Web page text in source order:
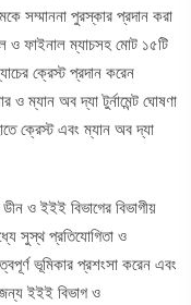
সম্মাননা পুরস্কার প্রদান করা
ও ফাইনাল ম্যাচসহ মোট ১৫টি
ক্রেস্ট প্রদান করেন
ও ম্যান অব দ্যা টুর্নামেন্ট ঘোষণা
ক্রেস্ট এবং ম্যান অব দ্যা
ও ইইই বিভাগের বিভাগীয়
সুস্থ প্রতিযোগিতা ও
ভূমিকার প্রশংসা করেন এবং
ইইই বিভাগ ও